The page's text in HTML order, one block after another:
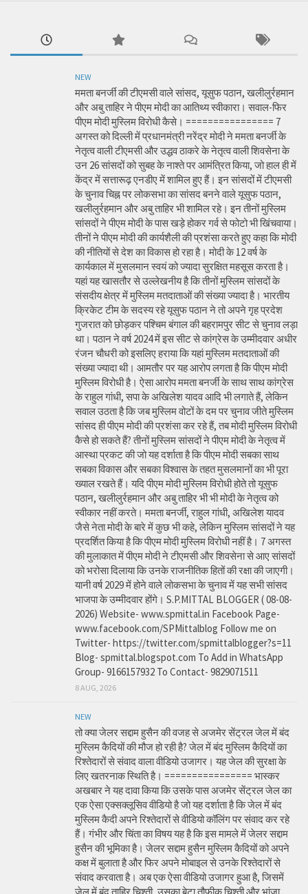
NEW
ममता बनर्जी की टीएमसी वाले सांसद, यूसुफ पठान, खलीलुर्रहमान
और अबु ताहिर ने पीएम मोदी का आतिथ्य स्वीकारा। सवाल-फिर
पीएम मोदी मुस्लिम विरोधी कैसे। ================ 7
अगस्त को दिल्ली में प्रधानमंत्री नरेंद्र मोदी ने ममता बनर्जी के
नेतृत्व वाली टीएमसी और उद्धव ठाकरे के नेतृत्व वाली शिवसेना के
उन 26 सांसदों को सुबह के नाश्ते पर आमंत्रित किया, जो हाल ही में
केंद्र में सत्तारूढ़ एनडीए में शामिल हुए हैं। इन सांसदों में टीएमसी
के चुनाव चिह्न पर लोकसभा का सांसद बनने वाले यूसुफ पठान,
खलीलुर्रहमान और अबु ताहिर भी शामिल रहे। इन तीनों मुस्लिम
सांसदों ने पीएम मोदी के पास खड़े होकर गर्व से फोटो भी खिंचवाया।
तीनों ने पीएम मोदी की कार्यशैली की प्रशंसा करते हुए कहा कि मोदी
की नीतियों से देश का विकास हो रहा है। मोदी के 12 वर्ष के
कार्यकाल में मुसलमान स्वयं को ज्यादा सुरक्षित महसूस करता है।
यहां यह खासतौर से उल्लेखनीय है कि तीनों मुस्लिम सांसदों के
संसदीय क्षेत्र में मुस्लिम मतदाताओं की संख्या ज्यादा है। भारतीय
क्रिकेट टीम के सदस्य रहे यूसुफ पठान ने तो अपने गृह प्रदेश
गुजरात को छोड़कर पश्चिम बंगाल की बहरामपुर सीट से चुनाव लड़ा
था। पठान ने वर्ष 2024 में इस सीट से कांग्रेस के उम्मीदवार अधीर
रंजन चौधरी को इसलिए हराया कि यहां मुस्लिम मतदाताओं की
संख्या ज्यादा थी। आमतौर पर यह आरोप लगता है कि पीएम मोदी
मुस्लिम विरोधी है। ऐसा आरोप ममता बनर्जी के साथ साथ कांग्रेस
के राहुल गांधी, सपा के अखिलेश यादव आदि भी लगाते हैं, लेकिन
सवाल उठता है कि जब मुस्लिम वोटों के दम पर चुनाव जीते मुस्लिम
सांसद ही पीएम मोदी की प्रशंसा कर रहे हैं, तब मोदी मुस्लिम विरोधी
कैसे हो सकते हैं? तीनों मुस्लिम सांसदों ने पीएम मोदी के नेतृत्व में
आस्था प्रकट की जो यह दर्शाता है कि पीएम मोदी सबका साथ
सबका विकास और सबका विश्वास के तहत मुसलमानों का भी पूरा
ख्याल रखते हैं। यदि पीएम मोदी मुस्लिम विरोधी होते तो यूसुफ
पठान, खलीलुर्रहमान और अबु ताहिर भी भी मोदी के नेतृत्व को
स्वीकार नहीं करते। ममता बनर्जी, राहुल गांधी, अखिलेश यादव
जैसे नेता मोदी के बारे में कुछ भी कहे, लेकिन मुस्लिम सांसदों ने यह
प्रदर्शित किया है कि पीएम मोदी मुस्लिम विरोधी नहीं है। 7 अगस्त
की मुलाकात में पीएम मोदी ने टीएमसी और शिवसेना से आए सांसदों
को भरोसा दिलाया कि उनके राजनीतिक हितों की रक्षा की जाएगी।
यानी वर्ष 2029 में होने वाले लोकसभा के चुनाव में यह सभी सांसद
भाजपा के उम्मीदवार होंगे। S.P.MITTAL BLOGGER ( 08-08-
2026) Website- www.spmittal.in Facebook Page-
www.facebook.com/SPMittalblog Follow me on
Twitter- https://twitter.com/spmittalblogger?s=11
Blog- spmittal.blogspot.com To Add in WhatsApp
Group- 9166157932 To Contact- 9829071511
8 AUG, 2026
NEW
तो क्या जेलर सद्दाम हुसैन की वजह से अजमेर सेंट्रल जेल में बंद
मुस्लिम कैदियों की मौज हो रही है? जेल में बंद मुस्लिम कैदियों का
रिश्तेदारों से संवाद वाला वीडियो उजागर। यह जेल की सुरक्षा के
लिए खतरनाक स्थिति है। ================ भास्कर
अखबार ने यह दावा किया कि उसके पास अजमेर सेंट्रल जेल का
एक ऐसा एक्सक्लूसिव वीडियो है जो यह दर्शाता है कि जेल में बंद
मुस्लिम कैदी अपने रिश्तेदारों से वीडियो कॉलिंग पर संवाद कर रहे
हैं। गंभीर और चिंता का विषय यह है कि इस मामले में जेलर सद्दाम
हुसैन की भूमिका है। जेलर सद्दाम हुसैन मुस्लिम कैदियों को अपने
कक्ष में बुलाता है और फिर अपने मोबाइल से उनके रिश्तेदारों से
संवाद करवाता है। अब एक ऐसा वीडियो उजागर हुआ है, जिसमें